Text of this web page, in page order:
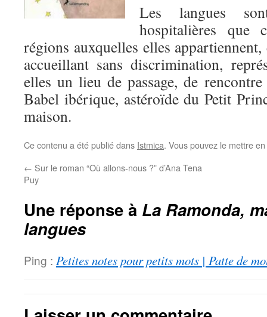
Les langues
hospitalières que
régions auxquelles elles
accueillant sans discrimination,
elles un lieu de passage, de
Babel ibérique, astéroïde du Petit
maison.
Ce contenu a été publié dans Istmica. Vous pouvez le mettre
← Sur le roman “Où allons-nous ?” d’Ana Tena
Puy
Une réponse à La Ramonda,
langues
Ping : Petites notes pour petits mots | Patte de